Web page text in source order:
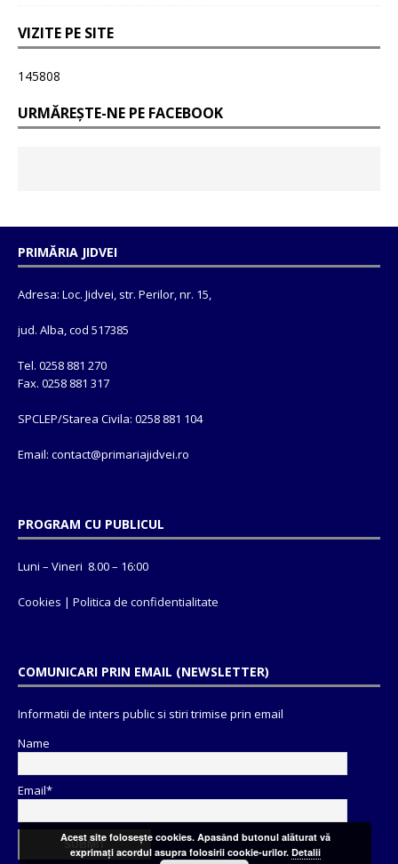
VIZITE PE SITE
145808
URMĂREȘTE-NE PE FACEBOOK
PRIMĂRIA JIDVEI
Adresa: Loc. Jidvei, str. Perilor, nr. 15,
jud. Alba, cod 517385
Tel. 0258 881 270
Fax. 0258 881 317
SPCLEP/Starea Civila: 0258 881 104
Email: contact@primariajidvei.ro
PROGRAM CU PUBLICUL
Luni – Vineri 8.00 – 16:00
Cookies | Politica de confidentialitate
COMUNICARI PRIN EMAIL (NEWSLETTER)
Informatii de inters public si stiri trimise prin email
Name
Email*
Acest site foloseşte cookies. Apasând butonul alăturat vă
exprimaţi acordul asupra folosirii cookie-urilor.Detalii